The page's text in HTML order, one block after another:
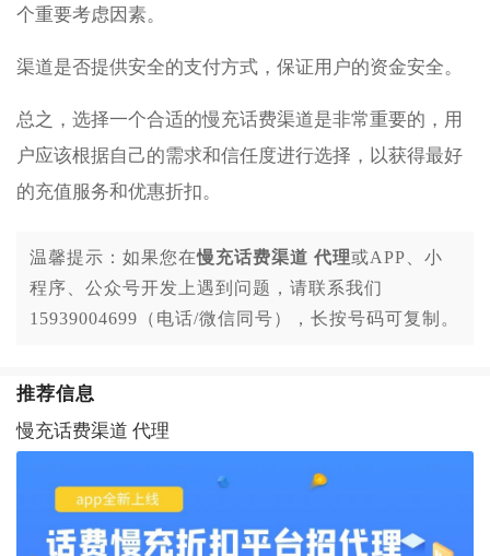
个重要考虑因素。
渠道是否提供安全的支付方式，保证用户的资金安全。
总之，选择一个合适的慢充话费渠道是非常重要的，用
户应该根据自己的需求和信任度进行选择，以获得最好
的充值服务和优惠折扣。
温馨提示：如果您在慢充话费渠道 代理或APP、小
程序、公众号开发上遇到问题，请联系我们
15939004699（电话/微信同号），长按号码可复制。
推荐信息
慢充话费渠道 代理